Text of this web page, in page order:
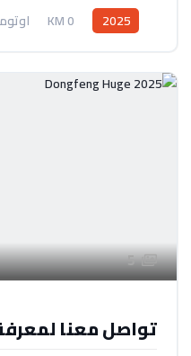
2025
0 KM
دفع امامي/ رباعي
5
تواصل معنا